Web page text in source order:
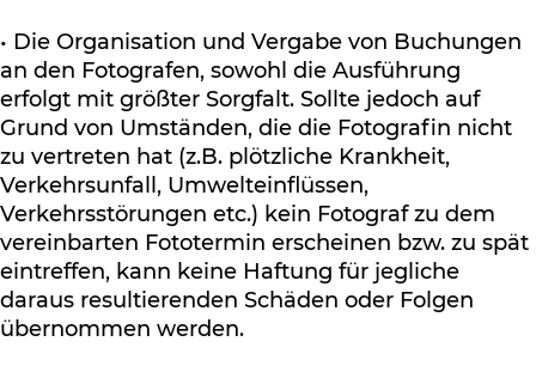
• Die Organisation und Vergabe von Buchungen
an den Fotografen, sowohl die Ausführung
erfolgt mit größter Sorgfalt. Sollte jedoch auf
Grund von Umständen, die die Fotografin nicht
zu vertreten hat (z.B. plötzliche Krankheit,
Verkehrsunfall, Umwelteinflüssen,
Verkehrsstörungen etc.) kein Fotograf zu dem
vereinbarten Fototermin erscheinen bzw. zu spät
eintreffen, kann keine Haftung für jegliche
daraus resultierenden Schäden oder Folgen
übernommen werden.